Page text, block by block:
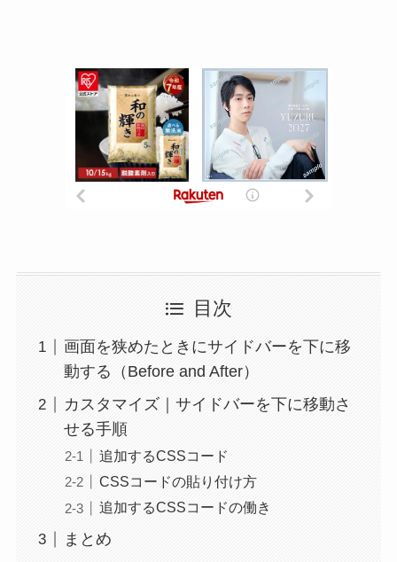
目次
画面を狭めたときにサイドバーを下に移
動する（Before and After）
カスタマイズ｜サイドバーを下に移動さ
せる手順
追加するCSSコード
CSSコードの貼り付け方
追加するCSSコードの働き
まとめ